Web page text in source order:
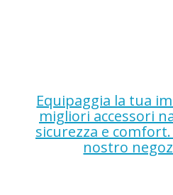
Equipaggia la tua
migliori accessori
sicurezza e
nostro